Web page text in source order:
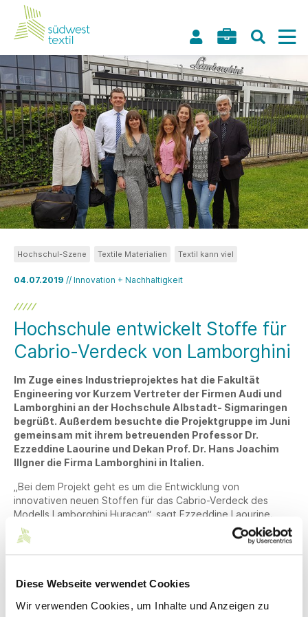
Diese Webseite verwendet Cookies
Wir verwenden Cookies, um Inhalte und Anzeigen zu
04.07.2019 // Innovation + Nachhaltigkeit
Hochschul-Szene Textile Materialien Textil kann viel
Hochschule entwickelt Stoffe für
Cabrio-Verdeck von Lamborghini
Im Zuge eines Industrieprojektes hat die Fakultät
Engineering vor Kurzem Vertreter der Firmen Audi und
Lamborghini an der Hochschule Albstadt- Sigmaringen
begrüßt. Außerdem besuchte die Projektgruppe im Juni
gemeinsam mit ihrem betreuenden Professor Dr.
Ezzeddine Laourine und Dekan Prof. Dr. Hans Joachim
Illgner die Firma Lamborghini in Italien.
„Bei dem Projekt geht es um die Entwicklung von
innovativen neuen Stoffen für das Cabrio-Verdeck des
Modells Lamborghini Huracan“, sagt Ezzeddine Laourine.
Unter seiner Leitung erarbeiteten die Studierenden Pia
Reisenauer, Linda Zondler, Maria Katherina Metikidou,
Jennifer Egler und Henrik Schütte verschiedene innovative
alle Beteiligten ein besonderes Erlebnis. Nach einer Führung